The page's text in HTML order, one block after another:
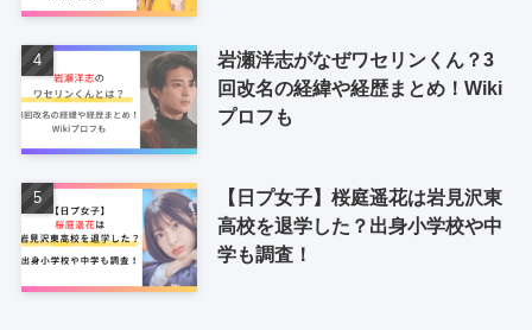
岩瀬洋志がなぜワセリンくん？3
回改名の経緯や経歴まとめ！Wiki
プロフも
【日プ女子】桜庭遥花は岩見沢東
高校を退学した？出身小学校や中
学も調査！